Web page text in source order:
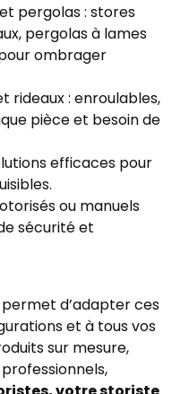
pergolas : stores
pergolas à lames
ombrager
rideaux : enroulables,
pièce et besoin de
efficaces pour
ou manuels
sécurité et
d’adapter ces
et à tous vos
sur mesure,